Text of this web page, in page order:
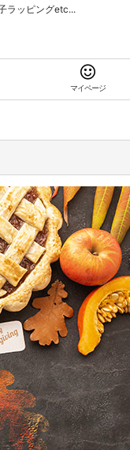
ラッピングetc...
マイページ